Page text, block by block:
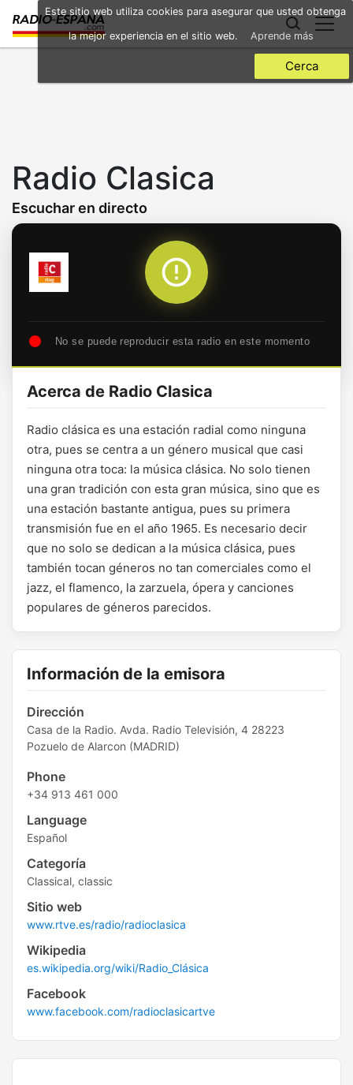
main
Radio Clasica
Escuchar en directo
No se puede reproducir esta radio en este momento
Acerca de Radio Clasica
Radio clásica es una estación radial como ninguna
otra, pues se centra a un género musical que casi
ninguna otra toca: la música clásica. No solo tienen
una gran tradición con esta gran música, sino que es
una estación bastante antigua, pues su primera
transmisión fue en el año 1965. Es necesario decir
que no solo se dedican a la música clásica, pues
también tocan géneros no tan comerciales como el
jazz, el flamenco, la zarzuela, ópera y canciones
populares de géneros parecidos.
Información de la emisora
Dirección
Casa de la Radio. Avda. Radio Televisión, 4 28223
Pozuelo de Alarcon (MADRID)
Phone
+34 913 461 000
Language
Español
Categoría
Classical, classic
Sitio web
www.rtve.es/radio/radioclasica
Wikipedia
es.wikipedia.org/wiki/Radio_Clásica
Facebook
www.facebook.com/radioclasicartve
Este sitio web utiliza cookies para asegurar que usted obtenga
la mejor experiencia en el sitio web. Aprende más
Cerca